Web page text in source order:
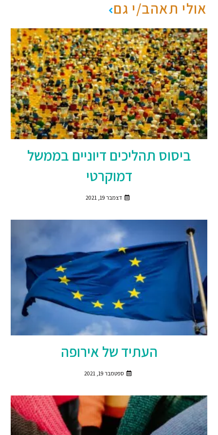
אולי תאהב/י גם
ביסוס תהליכים דיוניים בממשל
דמוקרטי
דצמבר 19, 2021
העתיד של אירופה
ספטמבר 19, 2021